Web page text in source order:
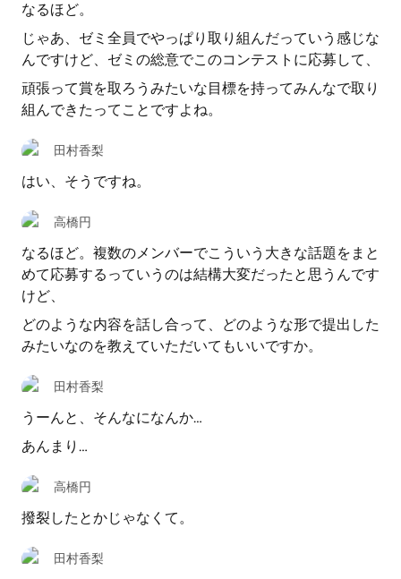
なるほど。
じゃあ、ゼミ全員でやっぱり取り組んだっていう感じな
んですけど、ゼミの総意でこのコンテストに応募して、
頑張って賞を取ろうみたいな目標を持ってみんなで取り
組んできたってことですよね。
田村香梨
はい、そうですね。
高橋円
なるほど。複数のメンバーでこういう大きな話題をまと
めて応募するっていうのは結構大変だったと思うんです
けど、
どのような内容を話し合って、どのような形で提出した
みたいなのを教えていただいてもいいですか。
田村香梨
うーんと、そんなになんか…
あんまり…
高橋円
撥裂したとかじゃなくて。
田村香梨